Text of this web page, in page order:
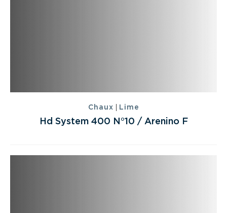
Chaux | Lime
Hd System 400 N°10 / Arenino F